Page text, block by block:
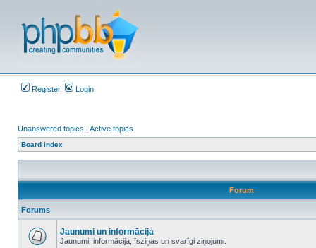
Register Login
Unanswered topics | Active topics
Board index
Forum
Forums
Jaunumi un informācija
Jaunumi, informācija, īsziņas un svarīgi ziņojumi.